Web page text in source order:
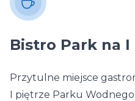
Bistro Park na
Przytulne miejsce
I piętrze Parku